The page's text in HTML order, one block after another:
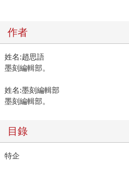
作者
姓名:趙思語
墨刻編輯部。
姓名:墨刻編輯部
墨刻編輯部。
目錄
特企